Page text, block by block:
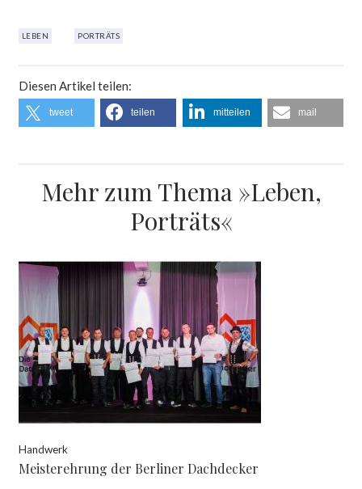
LEBEN PORTRÄTS
Diesen Artikel teilen:
tweet teilen mitteilen mail
Mehr zum Thema »Leben,
Porträts«
Handwerk
Meisterehrung der Berliner Dachdecker